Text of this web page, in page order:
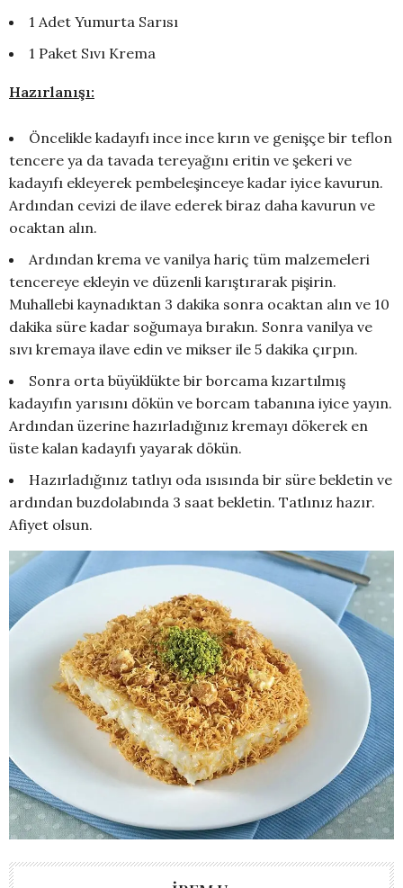
1 Adet Yumurta Sarısı
1 Paket Sıvı Krema
Hazırlanışı:
Öncelikle kadayıfı ince ince kırın ve genişçe bir teflon
tencere ya da tavada tereyağını eritin ve şekeri ve
kadayıfı ekleyerek pembeleşinceye kadar iyice kavurun.
Ardından cevizi de ilave ederek biraz daha kavurun ve
ocaktan alın.
Ardından krema ve vanilya hariç tüm malzemeleri
tencereye ekleyin ve düzenli karıştırarak pişirin.
Muhallebi kaynadıktan 3 dakika sonra ocaktan alın ve 10
dakika süre kadar soğumaya bırakın. Sonra vanilya ve
sıvı kremaya ilave edin ve mikser ile 5 dakika çırpın.
Sonra orta büyüklükte bir borcama kızartılmış
kadayıfın yarısını dökün ve borcam tabanına iyice yayın.
Ardından üzerine hazırladığınız kremayı dökerek en
üste kalan kadayıfı yayarak dökün.
Hazırladığınız tatlıyı oda ısısında bir süre bekletin ve
ardından buzdolabında 3 saat bekletin. Tatlınız hazır.
Afiyet olsun.